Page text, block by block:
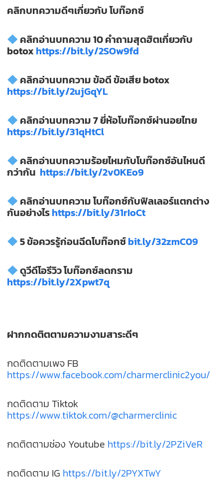
คลิกบทความดีๆเกี่ยวกับโบท๊อกซ์
คลิกอ่านบทความ10คำถามสุดฮิตเกี่ยวกับ
botox https://bit.ly/2SOw9fd
คลิกอ่านบทความข้อดีข้อเสียbotox
https://bit.ly/2ujGqYL
คลิกอ่านบทความ7ยี่ห้อโบท๊อกซ์ผ่านอยไทย
https://bit.ly/31qHtCl
คลิกอ่านบทความร้อยไหมกับโบท๊อกซ์อันไหนดี
กว่ากัน https://bit.ly/2v0KEo9
คลิกอ่านบทความโบท๊อกซ์กับฟิลเลอร์แตกต่าง
กันอย่างไรhttps://bit.ly/31rIoCt
5ข้อควรรู้ก่อนฉีดโบท๊อกซ์bit.ly/32zmC09
ดูวีดีโอรีวิวโบท๊อกซ์ลดกราม
https://bit.ly/2Xpwt7q
ฝากกดติตตามความงามสาระดีๆ
กดติดตามเพจ FB
https://www.facebook.com/charmerclinic2you/
กดติดตาม Tiktok
https://www.tiktok.com/@charmerclinic
กดติตตามช่อง Youtube https://bit.ly/2PZiVeR
กดติดตาม IG https://bit.ly/2PYXTwY